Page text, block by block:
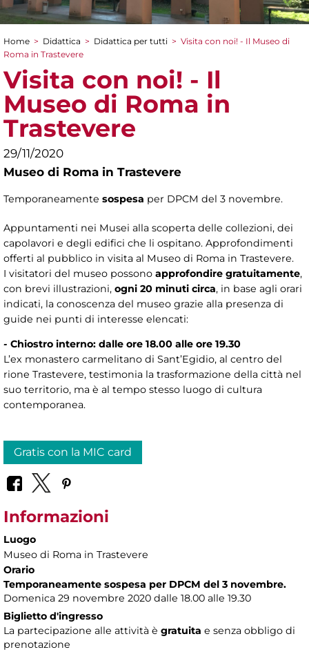
Tu sei qui
Home > Didattica > Didattica per tutti > Visita con noi! - Il Museo di
Roma in Trastevere
Visita con noi! - Il
Museo di Roma in
Trastevere
29/11/2020
Museo di Roma in Trastevere
Temporaneamente sospesa per DPCM del 3 novembre.
Appuntamenti nei Musei alla scoperta delle collezioni, dei
capolavori e degli edifici che li ospitano. Approfondimenti
offerti al pubblico in visita al Museo di Roma in Trastevere.
I visitatori del museo possono approfondire gratuitamente,
con brevi illustrazioni, ogni 20 minuti circa, in base agli orari
indicati, la conoscenza del museo grazie alla presenza di
guide nei punti di interesse elencati:
- Chiostro interno: dalle ore 18.00 alle ore 19.30
L’ex monastero carmelitano di Sant’Egidio, al centro del
rione Trastevere, testimonia la trasformazione della città nel
suo territorio, ma è al tempo stesso luogo di cultura
contemporanea.
Gratis con la MIC card
Informazioni
Luogo
Museo di Roma in Trastevere
Orario
Temporaneamente sospesa per DPCM del 3 novembre.
Domenica 29 novembre 2020 dalle 18.00 alle 19.30
Biglietto d'ingresso
La partecipazione alle attività è gratuita e senza obbligo di
prenotazione